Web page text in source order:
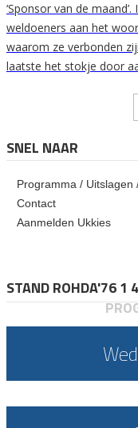
‘Sponsor van de
weldoeners aan het
waarom ze verbonden
laatste het stokje door
SNEL NAAR
Programma / Uitslagen
Contact
Aanmelden Ukkies
STAND ROHDA'76 1